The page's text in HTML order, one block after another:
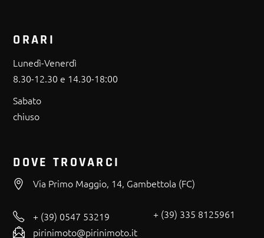
ORARI
Lunedì-Venerdì
8.30-12.30 e 14.30-18:00
Sabato
chiuso
DOVE TROVARCI
Via Primo Maggio, 14, Gambettola (FC)
+ (39) 0547 53219
+ (39) 335 8125961
pirinimoto@pirinimoto.it